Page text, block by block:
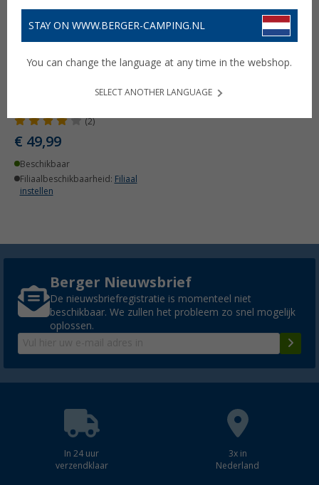
gieter en emmer
(2)
€ 49,99
Beschikbaar
Filiaalbeschikbaarheid: Filiaal
instellen
Berger Nieuwsbrief
De nieuwsbriefregistratie is momenteel niet
beschikbaar. We zullen het probleem zo snel mogelijk
oplossen.
In 24 uur
verzendklaar
3x in
Nederland
STAY ON WWW.BERGER-CAMPING.NL
You can change the language at any time in the webshop.
SELECT ANOTHER LANGUAGE